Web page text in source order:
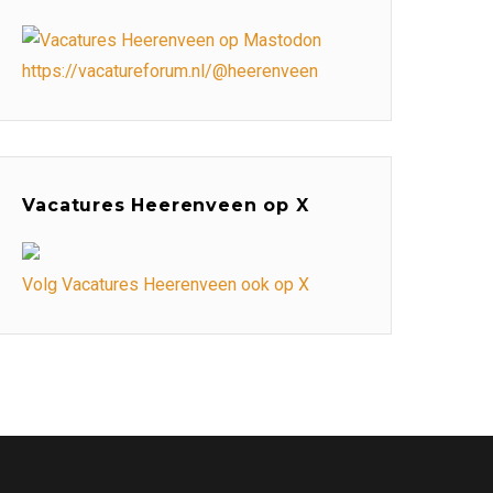
https://vacatureforum.nl/@heerenveen
Vacatures Heerenveen op X
Volg Vacatures Heerenveen ook op X